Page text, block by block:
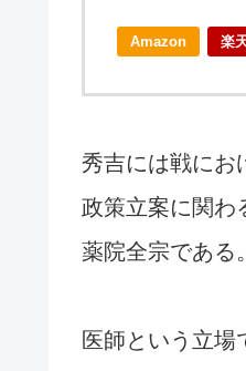
Amazon 楽
秀吉には戦にお
政策立案に関わ
薬院全宗である。
医師という立